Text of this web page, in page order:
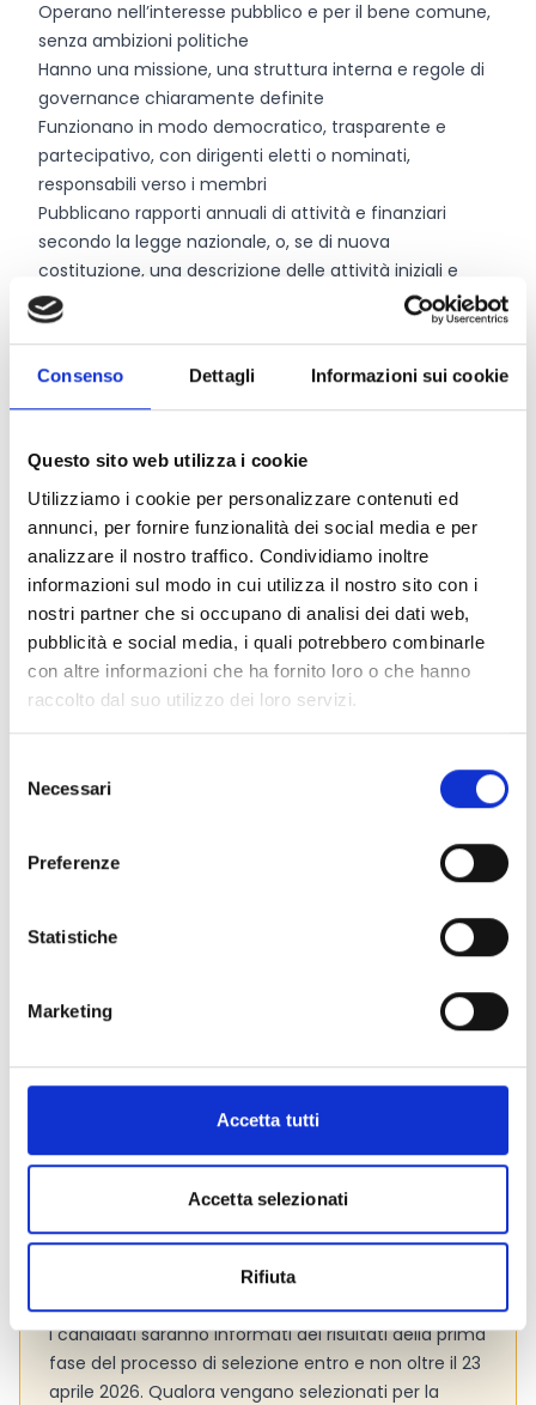
Consenso Dettagli Informazioni sui cookie
Questo sito web utilizza i cookie
Utilizziamo i cookie per personalizzare contenuti ed
annunci, per fornire funzionalità dei social media e per
analizzare il nostro traffico. Condividiamo inoltre
informazioni sul modo in cui utilizza il nostro sito con i
nostri partner che si occupano di analisi dei dati web,
pubblicità e social media, i quali potrebbero combinarle
con altre informazioni che ha fornito loro o che hanno
raccolto dal suo utilizzo dei loro servizi.
delNecessari
Preferenze
Statistiche
Marketing
Accetta tutti
Accetta selezionati
Rifiuta
Operano nell’interesse pubblico e per il bene comune,
senza ambizioni politiche
Hanno una missione, una struttura interna e regole di
governance chiaramente definite
Funzionano in modo democratico, trasparente e
partecipativo, con dirigenti eletti o nominati,
responsabili verso i membri
Pubblicano rapporti annuali di attività e finanziari
secondo la legge nazionale, o, se di nuova
costituzione, una descrizione delle attività iniziali e
delle misure di trasparenza
Sono indipendenti da governi, istituzioni pubbliche,
maggioranza dei fondatori o dirigenti non deve
rappresentare tali entità)
Rispettano e promuovono i diritti e i valori
fondamentali dell’Unione Europea, con una
dichiarazione firmata da allegare alla domanda
Attenzione!Non sono ammissibili domande in
partenariato.
Entità del contributo
Bando
FAQ
ufficiale del bando per gli aggiornamenti e le
informazioni addizionali.
Consigli degli esperti
Il processo di candidatura si articola indue fasi:
Note concettuali (concept notes)
Proposte complete (full proposals)
I candidati saranno informati dei risultati della prima
fase del processo di selezione entro e non oltre il 23
aprile 2026. Qualora vengano selezionati per la